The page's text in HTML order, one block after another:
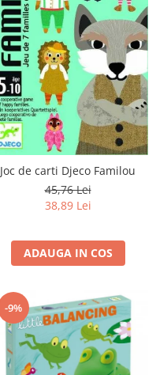
Joc de carti Djeco Familou
45,76 Lei
38,89 Lei
ADAUGA IN COS
-9%